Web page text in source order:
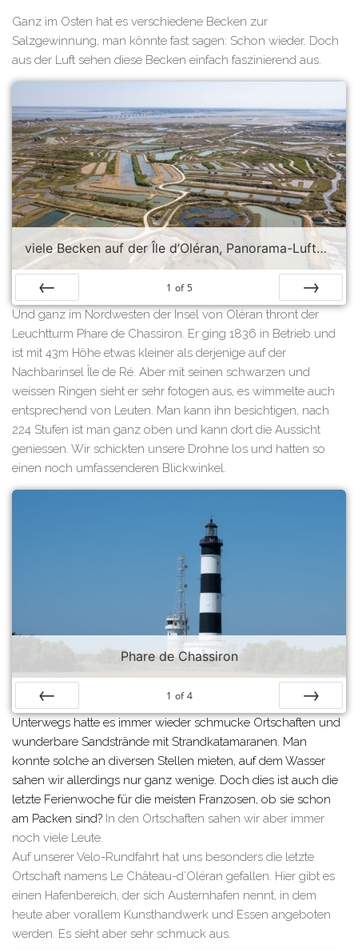
Ganz im Osten hat es verschiedene Becken zur
Salzgewinnung, man könnte fast sagen: Schon wieder. Doch
aus der Luft sehen diese Becken einfach faszinierend aus.
viele Becken auf der Île d’Oléran, Panorama-Luftaufnahme
Prev
1 of 5
Next
Und ganz im Nordwesten der Insel von Oléran thront der
Leuchtturm Phare de Chassiron. Er ging 1836 in Betrieb und
ist mit 43m Höhe etwas kleiner als derjenige auf der
Nachbarinsel Île de Ré. Aber mit seinen schwarzen und
weissen Ringen sieht er sehr fotogen aus, es wimmelte auch
entsprechend von Leuten. Man kann ihn besichtigen, nach
224 Stufen ist man ganz oben und kann dort die Aussicht
geniessen. Wir schickten unsere Drohne los und hatten so
einen noch umfassenderen Blickwinkel.
Phare de Chassiron
Prev
1 of 4
Next
Unterwegs hatte es immer wieder schmucke Ortschaften und
wunderbare Sandstrände mit Strandkatamaranen. Man
konnte solche an diversen Stellen mieten, auf dem Wasser
sahen wir allerdings nur ganz wenige. Doch dies ist auch die
letzte Ferienwoche für die meisten Franzosen, ob sie schon
am Packen sind? In den Ortschaften sahen wir aber immer
noch viele Leute.
Auf unserer Velo-Rundfahrt hat uns besonders die letzte
Ortschaft namens Le Château-d’Oléran gefallen. Hier gibt es
einen Hafenbereich, der sich Austernhafen nennt, in dem
heute aber vorallem Kunsthandwerk und Essen angeboten
werden. Es sieht aber sehr schmuck aus.